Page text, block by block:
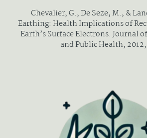
Chevalier, G., De Seze, M., &
Earthing: Health Implications of
Earth’s Surface Electrons. Journal
and Public Health,